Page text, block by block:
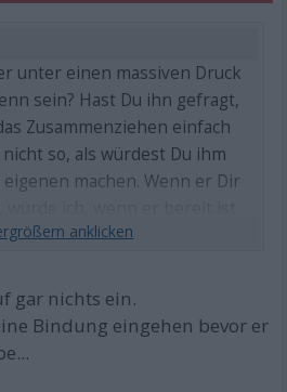
unter einen massiven Druck
sein? Hast Du ihn gefragt,
Zusammenziehen einfach
so, als würdest Du ihm
machen. Wenn er Dir
gar nichts ein.
Bindung eingehen bevor er